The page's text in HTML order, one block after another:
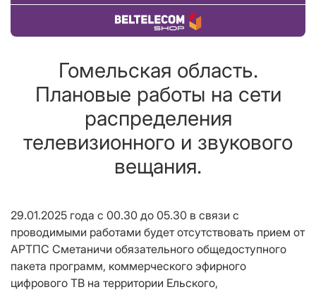
Купить товар
Гомельская область.
Плановые работы на сети
распределения
телевизионного и звукового
вещания.
29.01.2025 года с 00.30 до 05.30 в связи с
проводимыми работами будет отсутствовать прием от
АРТПС Сметаничи обязательного общедоступного
пакета программ, коммерческого эфирного
цифрового ТВ на территории Ельского,